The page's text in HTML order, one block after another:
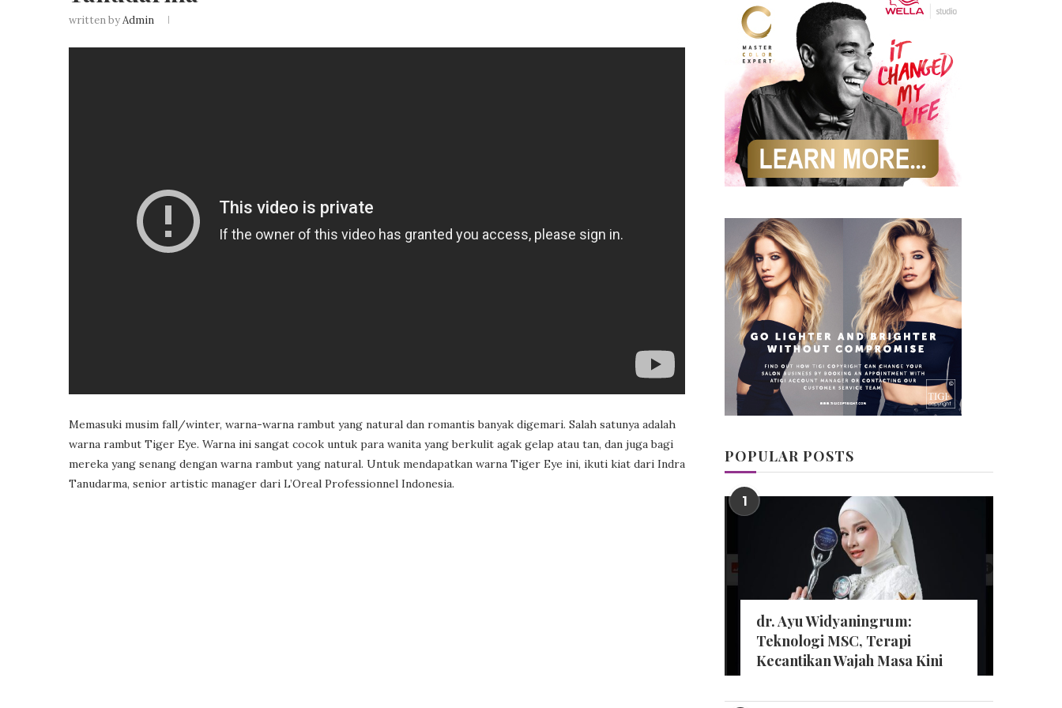
written byAdmin
Memasuki musim fall/winter, warna-warna rambut yang natural dan romantis banyak digemari. Salah satunya adalah
warna rambut Tiger Eye. Warna ini sangat cocok untuk para wanita yang berkulit agak gelap atau tan, dan juga bagi
mereka yang senang dengan warna rambut yang natural. Untuk mendapatkan warna Tiger Eye ini, ikuti kiat dari Indra
Tanudarma, senior artistic manager dari L’Oreal Professionnel Indonesia.
POPULAR POSTS
1
dr. Ayu Widyaningrum:
Teknologi MSC, Terapi
Kecantikan Wajah Masa Kini